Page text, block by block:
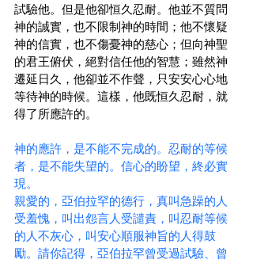
試驗他。但是他卻恒久忍耐。他並不質問
神的誠實，也不限制神的時間；他不懷疑
神的信實，也不傷憂神的慈心；但向神聖
的君王俯伏，絕對信任他的智慧；雖然神
遷延日久，他卻並不作聲，只安安心心地
等待神的時候。這樣，他既恒久忍耐，就
得了所應許的。
神的應許，是不能不完成的。忍耐的等候
者，是不能失望的。信心的盼望，終必實
現。
親愛的，亞伯拉罕的德行，真叫急躁的人
受羞愧，叫出怨言人受譴責，叫忍耐等候
的人不灰心，叫安心順服神旨的人得鼓
勵。請你記得，亞伯拉罕曾受過試驗、曾